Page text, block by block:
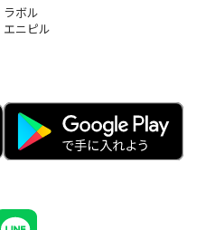
ラボル
エニピル